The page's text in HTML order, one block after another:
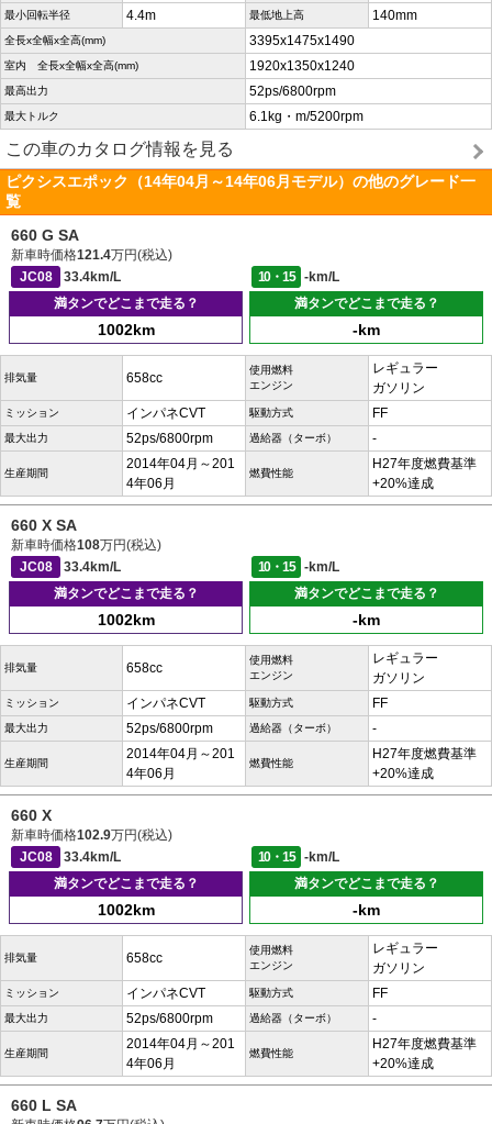
最小回転半径 4.4m 最低地上高 140mm
全長x全幅x全高(mm) 3395x1475x1490
室内 全長x全幅x全高(mm) 1920x1350x1240
最高出力 52ps/6800rpm
最大トルク 6.1kg・m/5200rpm
この車のカタログ情報を見る
ピクシスエポック（14年04月～14年06月モデル）の他のグレード一
覧
660 G SA
新車時価格121.4万円(税込)
JC08
33.4km/L 10・15
-km/L
満タンでどこまで走る？
1002km
満タンでどこまで走る？
-km
排気量 658cc
使用燃料
エンジン
レギュラー
ガソリン
ミッション インパネCVT 駆動方式 FF
最大出力 52ps/6800rpm 過給器（ターボ） -
生産期間
2014年04月～201
4年06月
燃費性能
H27年度燃費基準
+20%達成
660 X SA
新車時価格108万円(税込)
JC08
33.4km/L 10・15
-km/L
満タンでどこまで走る？
1002km
満タンでどこまで走る？
-km
排気量 658cc
使用燃料
エンジン
レギュラー
ガソリン
ミッション インパネCVT 駆動方式 FF
最大出力 52ps/6800rpm 過給器（ターボ） -
生産期間
2014年04月～201
4年06月
燃費性能
H27年度燃費基準
+20%達成
660 X
新車時価格102.9万円(税込)
JC08
33.4km/L 10・15
-km/L
満タンでどこまで走る？
1002km
満タンでどこまで走る？
-km
排気量 658cc
使用燃料
エンジン
レギュラー
ガソリン
ミッション インパネCVT 駆動方式 FF
最大出力 52ps/6800rpm 過給器（ターボ） -
生産期間
2014年04月～201
4年06月
燃費性能
H27年度燃費基準
+20%達成
660 L SA